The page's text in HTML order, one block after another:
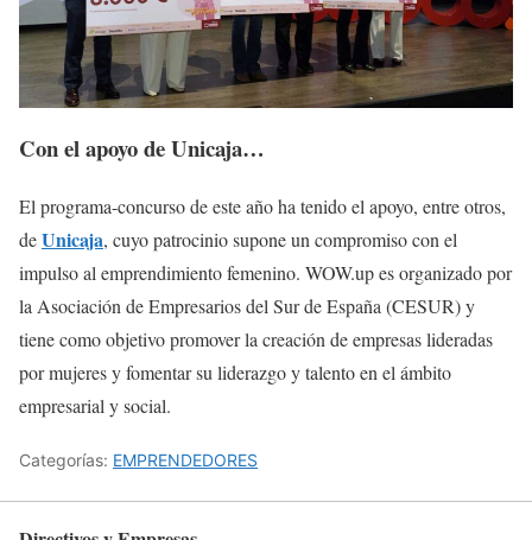
Con el apoyo de Unicaja…
El programa-concurso de este año ha tenido el apoyo, entre otros,
deUnicaja, cuyo patrocinio supone un compromiso con el
impulso al emprendimiento femenino. WOW.up es organizado por
la Asociación de Empresarios del Sur de España (CESUR) y
tiene como objetivo promover la creación de empresas lideradas
por mujeres y fomentar su liderazgo y talento en el ámbito
empresarial y social.
Categorías: EMPRENDEDORES